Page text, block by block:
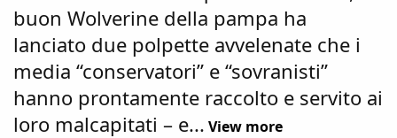
buon Wolverine della pampa ha
lanciato due polpette avvelenate che i
media “conservatori” e “sovranisti”
hanno prontamente raccolto e servito ai
loro malcapitati – e... View more